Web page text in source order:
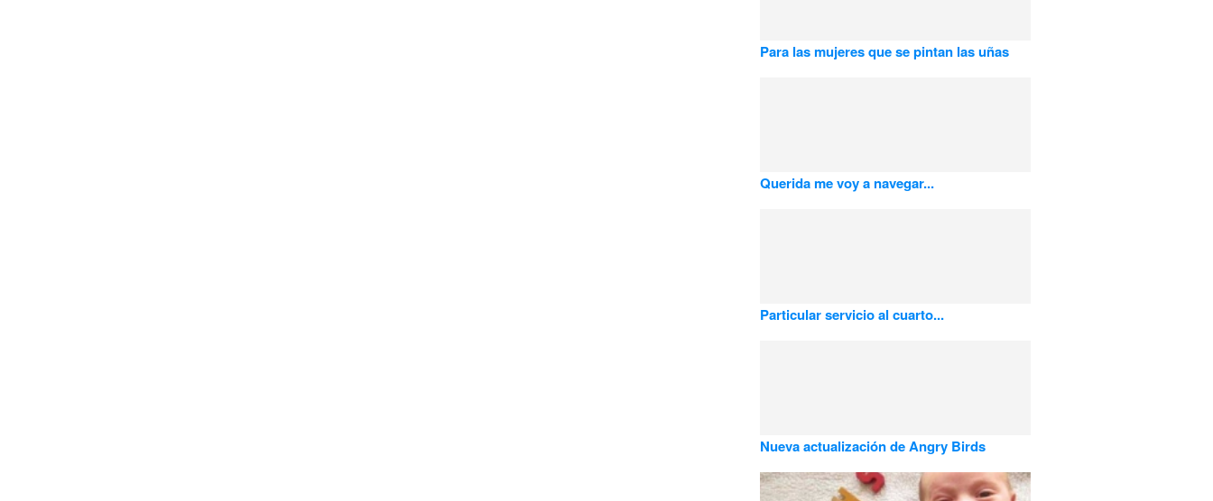
Para las mujeres que se pintan las uñas
Querida me voy a navegar...
Particular servicio al cuarto...
Nueva actualización de Angry Birds